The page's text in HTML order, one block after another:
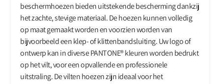
beschermhoezen bieden uitstekende bescherming dankzij
het zachte, stevige materiaal. De hoezen kunnen volledig
op maat gemaakt worden en voorzien worden van
bijvoorbeeld een klep- of klittenbandsluiting. Uw logo of
ontwerp kan in diverse PANTONE® kleuren worden bedrukt
op het vilt, voor een opvallende en professionele
uitstraling. De vilten hoezen zijn ideaal voor het